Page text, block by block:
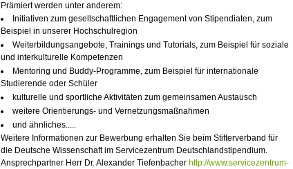
Prämiert werden unter anderem:
Initiativen zum gesellschaftlichen Engagement von Stipendiaten, zum
Beispiel in unserer Hochschulregion
Weiterbildungsangebote, Trainings und Tutorials, zum Beispiel für soziale
und interkulturelle Kompetenzen
Mentoring und Buddy-Programme, zum Beispiel für internationale
Studierende oder Schüler
kulturelle und sportliche Aktivitäten zum gemeinsamen Austausch
weitere Orientierungs- und Vernetzungsmaßnahmen
und ähnliches.....
Weitere Informationen zur Bewerbung erhalten Sie beim Stifterverband für
die Deutsche Wissenschaft im Servicezentrum Deutschlandstipendium.
Ansprechpartner Herr Dr. Alexander Tiefenbacher http://www.servicezentrum-